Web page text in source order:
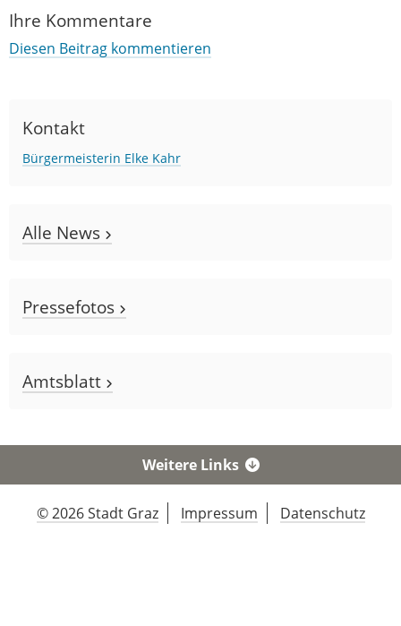
Ihre Kommentare
Diesen Beitrag kommentieren
Kontakt
Bürgermeisterin Elke Kahr
Alle News
Pressefotos
Amtsblatt
Weitere Links
© 2026 Stadt Graz Impressum Datenschutz